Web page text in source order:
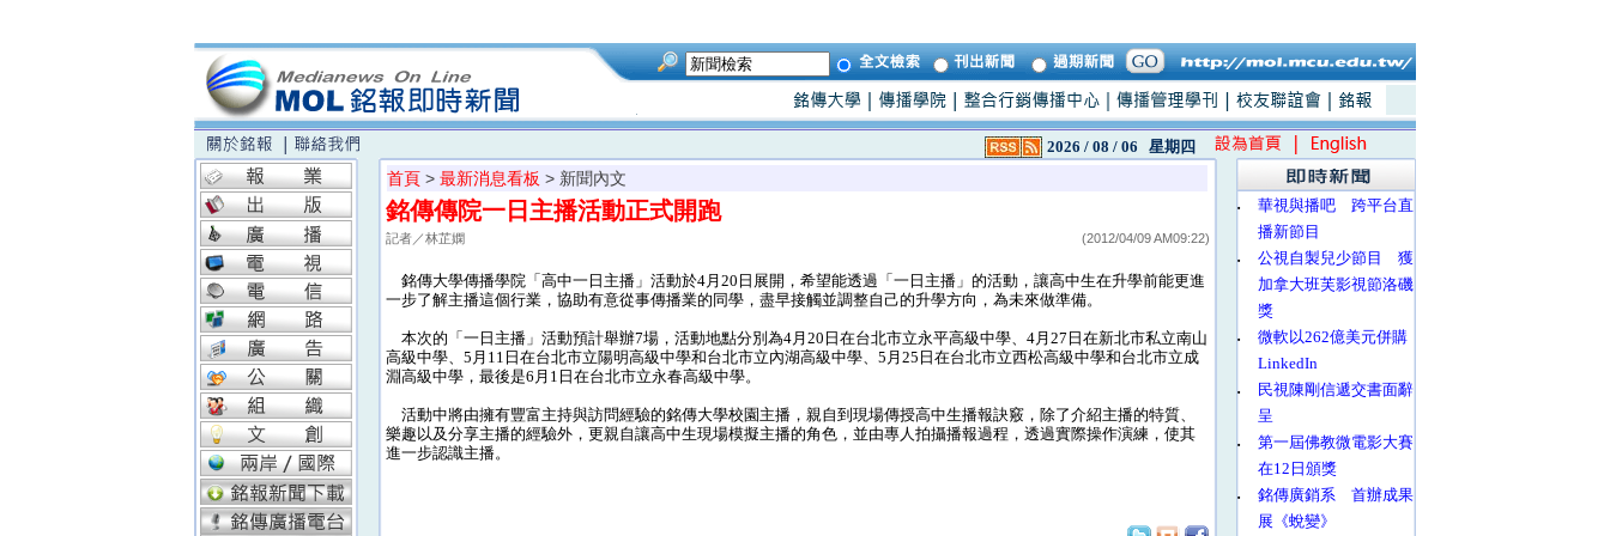
2026 / 08 / 06 星期四
首頁 > 最新消息看板 > 新聞內文
銘傳傳院一日主播活動正式開跑
記者／林芷嫻 (2012/04/09 AM09:22)
銘傳大學傳播學院「高中一日主播」活動於4月20日展開，希望能透過「一日主播」的活動，讓高中生在升學前能更進
一步了解主播這個行業，協助有意從事傳播業的同學，盡早接觸並調整自己的升學方向，為未來做準備。
本次的「一日主播」活動預計舉辦7場，活動地點分別為4月20日在台北市立永平高級中學、4月27日在新北市私立南山
高級中學、5月11日在台北市立陽明高級中學和台北市立內湖高級中學、5月25日在台北市立西松高級中學和台北市立成
淵高級中學，最後是6月1日在台北市立永春高級中學。
活動中將由擁有豐富主持與訪問經驗的銘傳大學校園主播，親自到現場傳授高中生播報訣竅，除了介紹主播的特質、
樂趣以及分享主播的經驗外，更親自讓高中生現場模擬主播的角色，並由專人拍攝播報過程，透過實際操作演練，使其
進一步認識主播。
‧
華視與播吧 跨平台直
播新節目
‧
公視自製兒少節目 獲
加拿大班芙影視節洛磯
獎
‧
微軟以262億美元併購
LinkedIn
‧
民視陳剛信遞交書面辭
呈
‧
第一屆佛教微電影大賽
在12日頒獎
‧
銘傳廣銷系 首辦成果
展《蛻變》